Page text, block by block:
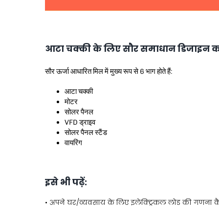
आटा चक्की के लिए सौर समाधान डिजाइन
सौर ऊर्जा आधारित मिल में मुख्य रूप से 6 भाग होते हैं:
आटा चक्की
मोटर
सोलर पैनल
VFD ड्राइव
सोलर पैनल स्टैंड
वायरिंग
इसे भी पढ़ें:
• अपने घर/व्यवसाय के लिए इलेक्ट्रिकल लोड की गणना